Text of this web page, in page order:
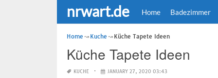
nrwart.de Home Badezimmer
Home Kuche Küche Tapete Ideen
Küche Tapete Ideen
KUCHE JANUARY 27, 2020 03:43